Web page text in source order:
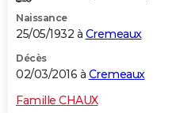
Naissance
25/05/1932 à Cremeaux
Décès
02/03/2016 à Cremeaux
Famille CHAUX